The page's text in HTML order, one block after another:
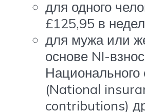
для одного
£125,95 в
для мужа или
основе NI-
Национального
(National
contributions)